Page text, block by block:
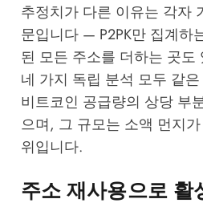
추정치가 다른 이유는 각자
문입니다 — P2PK만 집계하
된 모든 주소를 더하는 곳
네 가지 독립 분석 모두 같
비트코인 공급량의 상당 부
으며, 그 규모는 소액 먼지
위입니다.
주소 재사용으로 활